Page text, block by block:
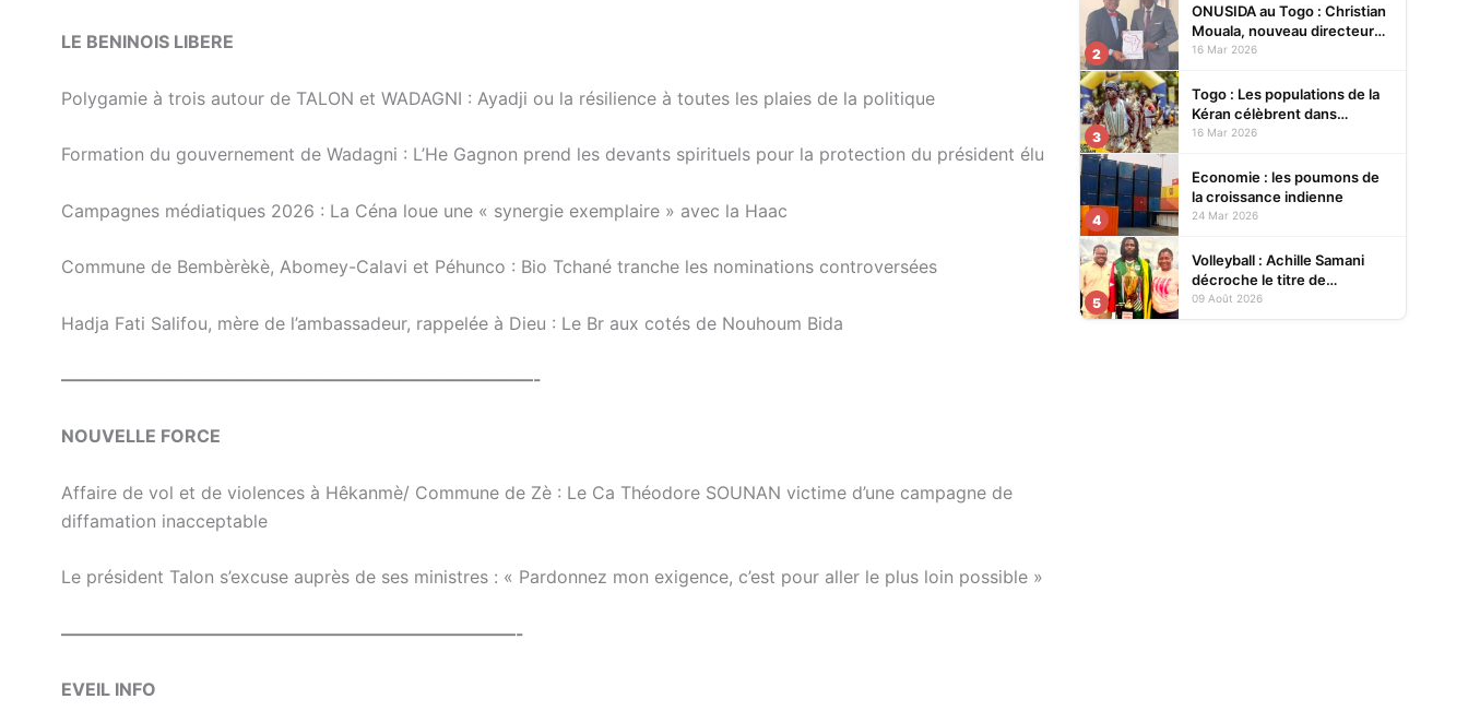
LE BENINOIS LIBERE
Polygamie à trois autour de TALON et WADAGNI : Ayadji ou la résilience à toutes les plaies de la politique
Formation du gouvernement de Wadagni : L’He Gagnon prend les devants spirituels pour la protection du président élu
Campagnes médiatiques 2026 : La Céna loue une « synergie exemplaire » avec la Haac
Commune de Bembèrèkè, Abomey-Calavi et Péhunco : Bio Tchané tranche les nominations controversées
Hadja Fati Salifou, mère de l’ambassadeur, rappelée à Dieu : Le Br aux cotés de Nouhoum Bida
———————————————————————————-
NOUVELLE FORCE
Affaire de vol et de violences à Hêkanmè/ Commune de Zè : Le Ca Théodore SOUNAN victime d’une campagne de
diffamation inacceptable
Le président Talon s’excuse auprès de ses ministres : « Pardonnez mon exigence, c’est pour aller le plus loin possible »
——————————————————————————-
EVEIL INFO
2
ONUSIDA au Togo : Christian
Mouala, nouveau directeur
pays
16 Mar 2026
3
Togo : Les populations de la
Kéran célèbrent dans
l’allégresse Tislim-Difoini,
16 Mar 2026
4
Economie : les poumons de
la croissance indienne
24 Mar 2026
5
Volleyball : Achille Samani
décroche le titre de
champion du Bénin avec
09 Août 2026